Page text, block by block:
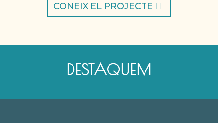
CONEIX EL PROJECTE
DESTAQUEM